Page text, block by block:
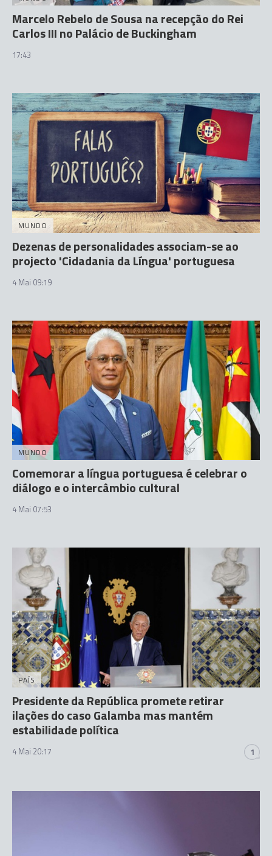
Marcelo Rebelo de Sousa na recepção do Rei
Carlos III no Palácio de Buckingham
17:43
MUNDO
Dezenas de personalidades associam-se ao
projecto 'Cidadania da Língua' portuguesa
4 Mai 09:19
MUNDO
Comemorar a língua portuguesa é celebrar o
diálogo e o intercâmbio cultural
4 Mai 07:53
PAÍS
Presidente da República promete retirar
ilações do caso Galamba mas mantém
estabilidade política
4 Mai 20:17 1